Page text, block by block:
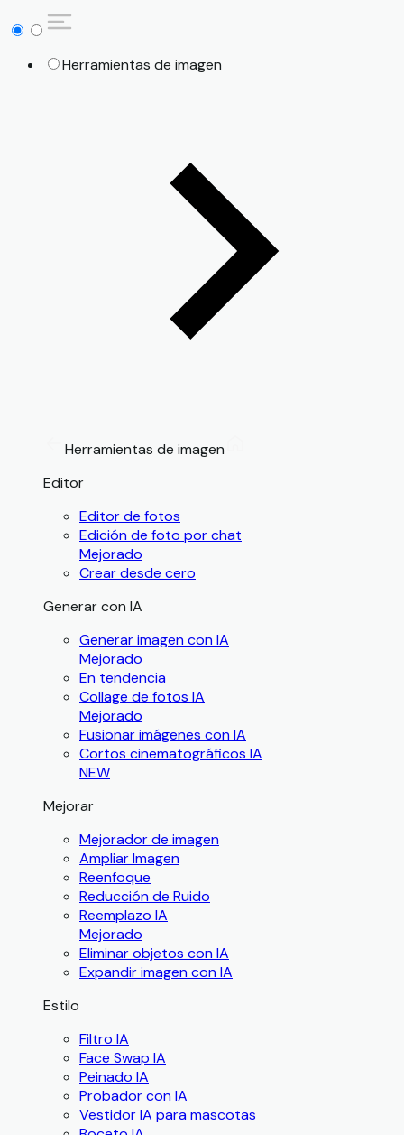
Herramientas de imagen
Herramientas de imagen
Editor
Editor de fotos
Edición de foto por chat
Mejorado
Crear desde cero
Generar con IA
Generar imagen con IA
Mejorado
En tendencia
Collage de fotos IA
Mejorado
Fusionar imágenes con IA
Cortos cinematográficos IA
NEW
Mejorar
Mejorador de imagen
Ampliar Imagen
Reenfoque
Reducción de Ruido
Reemplazo IA
Mejorado
Eliminar objetos con IA
Expandir imagen con IA
Estilo
Filtro IA
Face Swap IA
Peinado IA
Probador con IA
Vestidor IA para mascotas